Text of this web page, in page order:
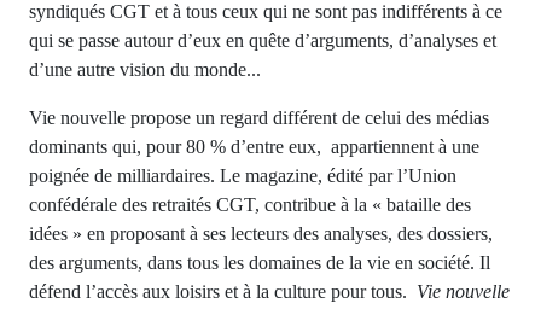
syndiqués CGT et à tous ceux qui ne sont pas indifférents à ce
qui se passe autour d’eux en quête d’arguments, d’analyses et
d’une autre vision du monde...
Vie nouvelle propose un regard différent de celui des médias
dominants qui, pour 80 % d’entre eux, appartiennent à une
poignée de milliardaires. Le magazine, édité par l’Union
confédérale des retraités CGT, contribue à la « bataille des
idées » en proposant à ses lecteurs des analyses, des dossiers,
des arguments, dans tous les domaines de la vie en société. Il
défend l’accès aux loisirs et à la culture pour tous. Vie nouvelle